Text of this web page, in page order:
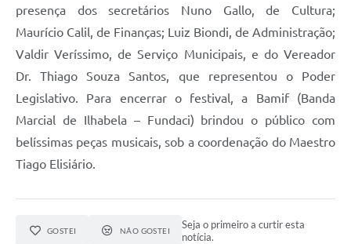
presença dos secretários Nuno Gallo, de Cultura;
Maurício Calil, de Finanças; Luiz Biondi, de Administração;
Valdir Veríssimo, de Serviço Municipais, e do Vereador
Dr. Thiago Souza Santos, que representou o Poder
Legislativo. Para encerrar o festival, a Bamif (Banda
Marcial de Ilhabela – Fundaci) brindou o público com
belíssimas peças musicais, sob a coordenação do Maestro
Tiago Elisiário.
GOSTEI NÃO GOSTEI
Seja o primeiro a curtir esta
notícia.